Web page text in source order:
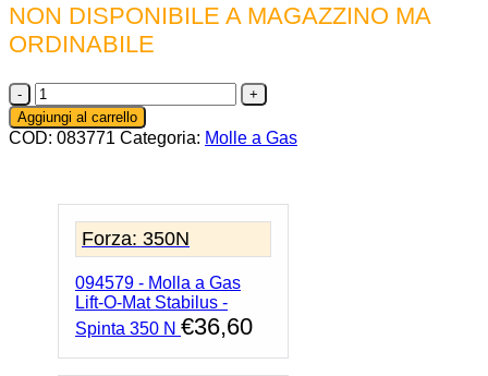
NON DISPONIBILE A MAGAZZINO MA
ORDINABILE
083771
-
Molla
a
Stabilus
Spinta
Aggiungi al carrello
COD: 083771 Categoria: Molle a Gas
Forza: 350N
094579 - Molla a Gas
Lift-O-Mat Stabilus -
Spinta 350 N €36,60